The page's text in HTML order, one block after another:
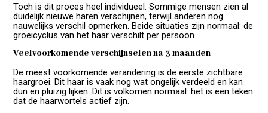
Toch is dit proces heel individueel. Sommige mensen zien al
duidelijk nieuwe haren verschijnen, terwijl anderen nog
nauwelijks verschil opmerken. Beide situaties zijn normaal: de
groeicyclus van het haar verschilt per persoon.
Veelvoorkomende verschijnselen na 3 maanden
De meest voorkomende verandering is de eerste zichtbare
haargroei. Dit haar is vaak nog wat ongelijk verdeeld en kan
dun en pluizig lijken. Dit is volkomen normaal: het is een teken
dat de haarwortels actief zijn.